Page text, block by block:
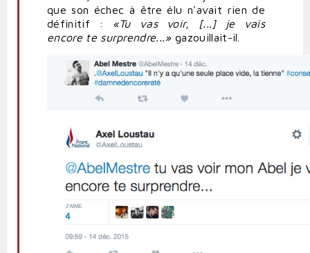
que son échec à être élu n'avait rien de
définitif : «Tu vas voir, [...] je vais
encore te surprendre...»gazouillait-il.